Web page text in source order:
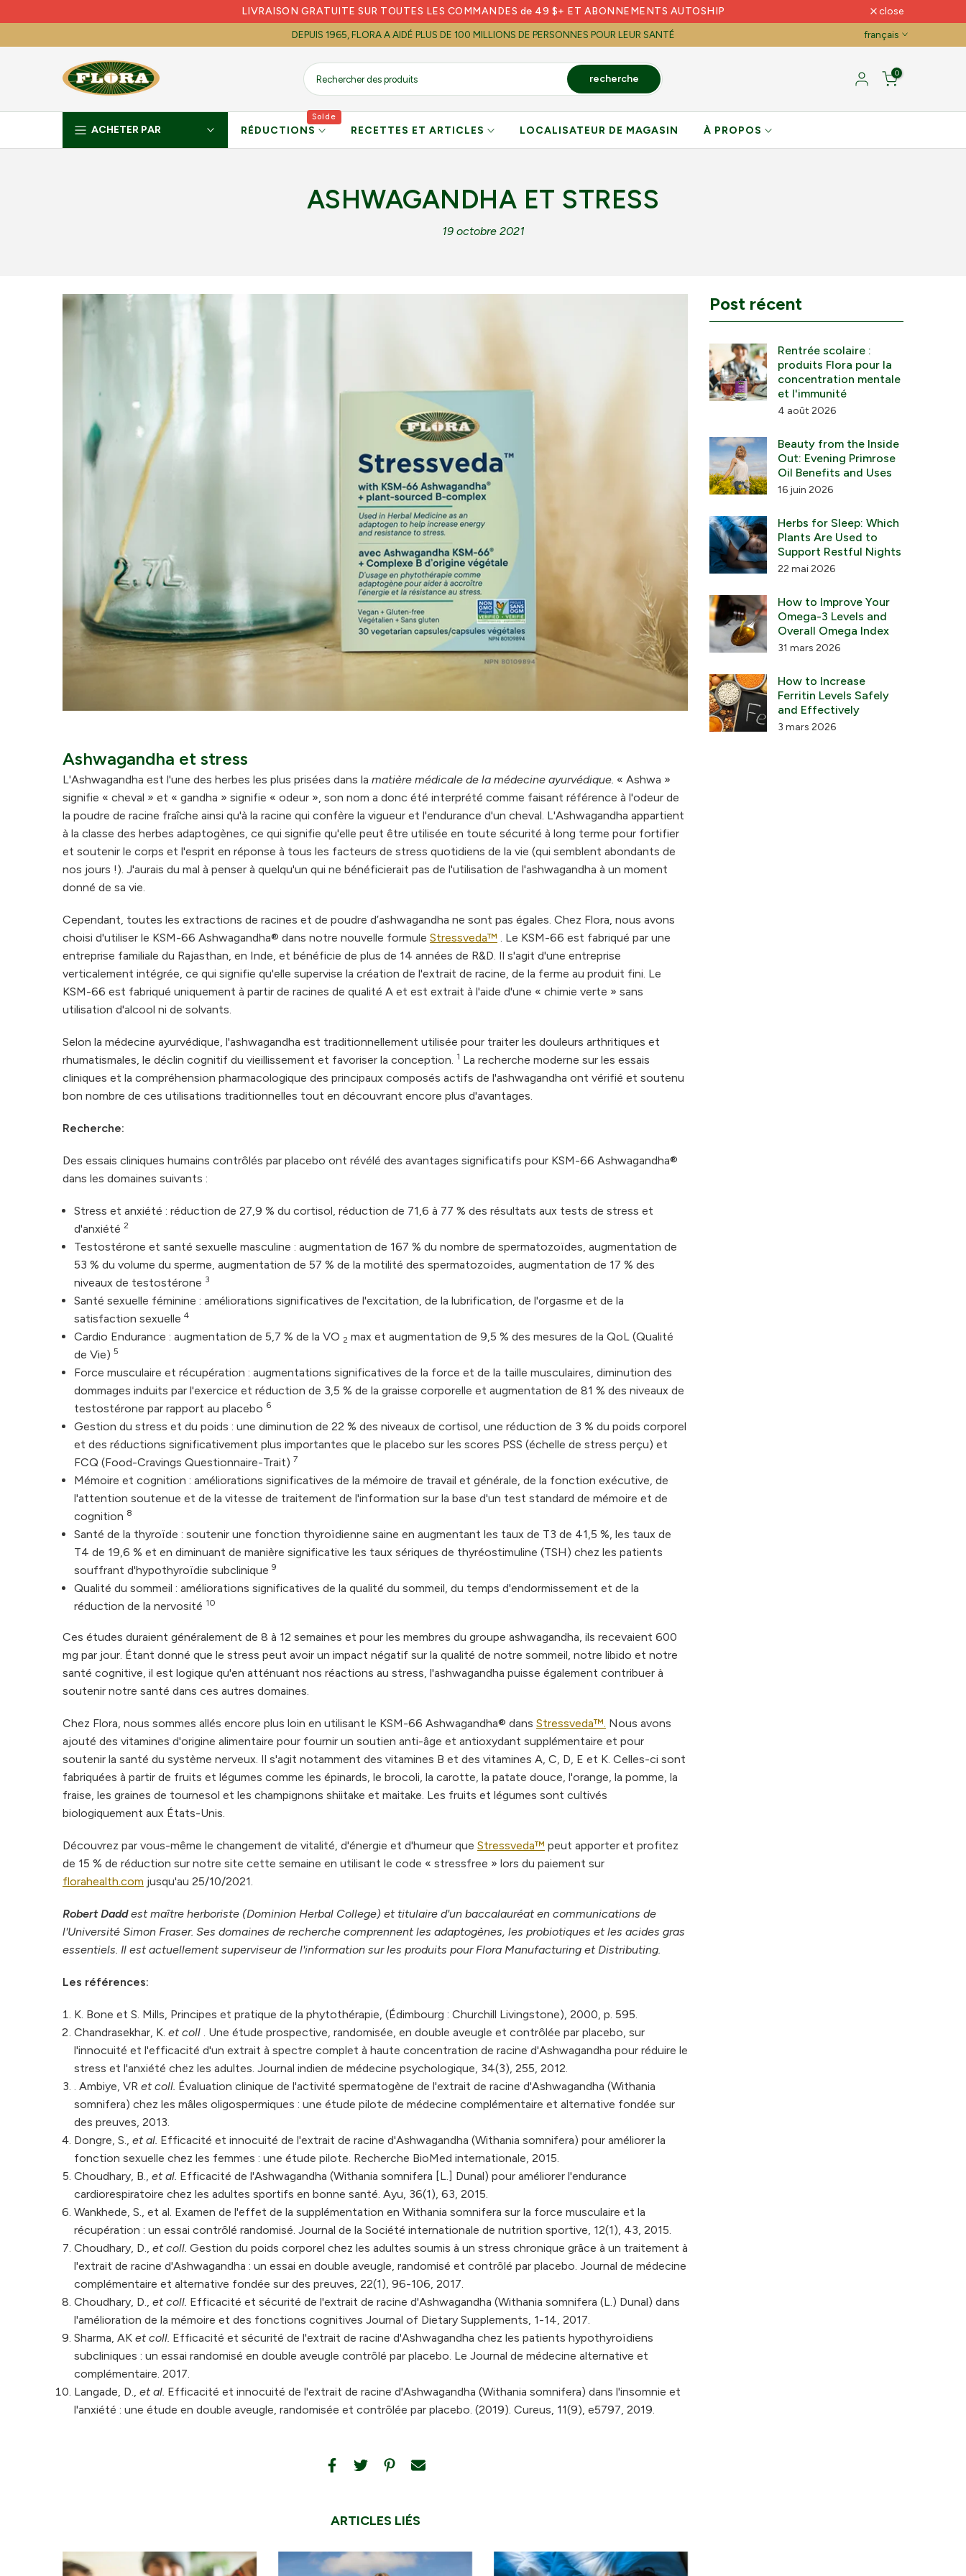
content
LIVRAISON GRATUITE SUR TOUTES LES COMMANDES de 49 $+ ET ABONNEMENTS AUTOSHIP close
DEPUIS 1965, FLORA A AIDÉ PLUS DE 100 MILLIONS DE PERSONNES POUR LEUR SANTÉ français
recherche 0
ACHETER PAR RÉDUCTIONS
Solde
RECETTES ET ARTICLES LOCALISATEUR DE MAGASIN À PROPOS
ASHWAGANDHA ET STRESS
19 octobre 2021
Ashwagandha et stress
L'Ashwagandha est l'une des herbes les plus prisées dans la matière médicale de la médecine ayurvédique. « Ashwa »
signifie « cheval » et « gandha » signifie « odeur », son nom a donc été interprété comme faisant référence à l'odeur de
la poudre de racine fraîche ainsi qu'à la racine qui confère la vigueur et l'endurance d'un cheval. L'Ashwagandha appartient
à la classe des herbes adaptogènes, ce qui signifie qu'elle peut être utilisée en toute sécurité à long terme pour fortifier
et soutenir le corps et l'esprit en réponse à tous les facteurs de stress quotidiens de la vie (qui semblent abondants de
nos jours !). J'aurais du mal à penser à quelqu'un qui ne bénéficierait pas de l'utilisation de l'ashwagandha à un moment
donné de sa vie.
Cependant, toutes les extractions de racines et de poudre d’ashwagandha ne sont pas égales. Chez Flora, nous avons
choisi d'utiliser le KSM-66 Ashwagandha® dans notre nouvelle formule Stressveda™ . Le KSM-66 est fabriqué par une
entreprise familiale du Rajasthan, en Inde, et bénéficie de plus de 14 années de R&D. Il s'agit d'une entreprise
verticalement intégrée, ce qui signifie qu'elle supervise la création de l'extrait de racine, de la ferme au produit fini. Le
KSM-66 est fabriqué uniquement à partir de racines de qualité A et est extrait à l'aide d'une « chimie verte » sans
utilisation d'alcool ni de solvants.
Selon la médecine ayurvédique, l'ashwagandha est traditionnellement utilisée pour traiter les douleurs arthritiques et
rhumatismales, le déclin cognitif du vieillissement et favoriser la conception. 1 La recherche moderne sur les essais
cliniques et la compréhension pharmacologique des principaux composés actifs de l'ashwagandha ont vérifié et soutenu
bon nombre de ces utilisations traditionnelles tout en découvrant encore plus d'avantages.
Recherche:
Des essais cliniques humains contrôlés par placebo ont révélé des avantages significatifs pour KSM-66 Ashwagandha®
dans les domaines suivants :
Stress et anxiété : réduction de 27,9 % du cortisol, réduction de 71,6 à 77 % des résultats aux tests de stress et
d'anxiété 2
Testostérone et santé sexuelle masculine : augmentation de 167 % du nombre de spermatozoïdes, augmentation de
53 % du volume du sperme, augmentation de 57 % de la motilité des spermatozoïdes, augmentation de 17 % des
niveaux de testostérone 3
Santé sexuelle féminine : améliorations significatives de l'excitation, de la lubrification, de l'orgasme et de la
satisfaction sexuelle 4
Cardio Endurance : augmentation de 5,7 % de la VO 2 max et augmentation de 9,5 % des mesures de la QoL (Qualité
de Vie) 5
Force musculaire et récupération : augmentations significatives de la force et de la taille musculaires, diminution des
dommages induits par l'exercice et réduction de 3,5 % de la graisse corporelle et augmentation de 81 % des niveaux de
testostérone par rapport au placebo 6
Gestion du stress et du poids : une diminution de 22 % des niveaux de cortisol, une réduction de 3 % du poids corporel
et des réductions significativement plus importantes que le placebo sur les scores PSS (échelle de stress perçu) et
FCQ (Food-Cravings Questionnaire-Trait) 7
Mémoire et cognition : améliorations significatives de la mémoire de travail et générale, de la fonction exécutive, de
l'attention soutenue et de la vitesse de traitement de l'information sur la base d'un test standard de mémoire et de
cognition 8
Santé de la thyroïde : soutenir une fonction thyroïdienne saine en augmentant les taux de T3 de 41,5 %, les taux de
T4 de 19,6 % et en diminuant de manière significative les taux sériques de thyréostimuline (TSH) chez les patients
souffrant d'hypothyroïdie subclinique 9
Qualité du sommeil : améliorations significatives de la qualité du sommeil, du temps d'endormissement et de la
réduction de la nervosité 10
Ces études duraient généralement de 8 à 12 semaines et pour les membres du groupe ashwagandha, ils recevaient 600
mg par jour. Étant donné que le stress peut avoir un impact négatif sur la qualité de notre sommeil, notre libido et notre
santé cognitive, il est logique qu'en atténuant nos réactions au stress, l'ashwagandha puisse également contribuer à
soutenir notre santé dans ces autres domaines.
Chez Flora, nous sommes allés encore plus loin en utilisant le KSM-66 Ashwagandha® dans Stressveda™. Nous avons
ajouté des vitamines d'origine alimentaire pour fournir un soutien anti-âge et antioxydant supplémentaire et pour
soutenir la santé du système nerveux. Il s'agit notamment des vitamines B et des vitamines A, C, D, E et K. Celles-ci sont
fabriquées à partir de fruits et légumes comme les épinards, le brocoli, la carotte, la patate douce, l'orange, la pomme, la
fraise, les graines de tournesol et les champignons shiitake et maitake. Les fruits et légumes sont cultivés
biologiquement aux États-Unis.
Découvrez par vous-même le changement de vitalité, d'énergie et d'humeur que Stressveda™ peut apporter et profitez
de 15 % de réduction sur notre site cette semaine en utilisant le code « stressfree » lors du paiement sur
florahealth.com jusqu'au 25/10/2021.
Robert Dadd est maître herboriste (Dominion Herbal College) et titulaire d'un baccalauréat en communications de
l'Université Simon Fraser. Ses domaines de recherche comprennent les adaptogènes, les probiotiques et les acides gras
essentiels. Il est actuellement superviseur de l'information sur les produits pour Flora Manufacturing et Distributing.
Les références:
K. Bone et S. Mills, Principes et pratique de la phytothérapie, (Édimbourg : Churchill Livingstone), 2000, p. 595.
Chandrasekhar, K. et coll . Une étude prospective, randomisée, en double aveugle et contrôlée par placebo, sur
l'innocuité et l'efficacité d'un extrait à spectre complet à haute concentration de racine d'Ashwagandha pour réduire le
stress et l'anxiété chez les adultes. Journal indien de médecine psychologique, 34(3), 255, 2012.
. Ambiye, VR et coll. Évaluation clinique de l'activité spermatogène de l'extrait de racine d'Ashwagandha (Withania
somnifera) chez les mâles oligospermiques : une étude pilote de médecine complémentaire et alternative fondée sur
des preuves, 2013.
Dongre, S., et al. Efficacité et innocuité de l'extrait de racine d'Ashwagandha (Withania somnifera) pour améliorer la
fonction sexuelle chez les femmes : une étude pilote. Recherche BioMed internationale, 2015.
Choudhary, B., et al. Efficacité de l'Ashwagandha (Withania somnifera [L.] Dunal) pour améliorer l'endurance
cardiorespiratoire chez les adultes sportifs en bonne santé. Ayu, 36(1), 63, 2015.
Wankhede, S., et al. Examen de l'effet de la supplémentation en Withania somnifera sur la force musculaire et la
récupération : un essai contrôlé randomisé. Journal de la Société internationale de nutrition sportive, 12(1), 43, 2015.
Choudhary, D., et coll. Gestion du poids corporel chez les adultes soumis à un stress chronique grâce à un traitement à
l'extrait de racine d'Ashwagandha : un essai en double aveugle, randomisé et contrôlé par placebo. Journal de médecine
complémentaire et alternative fondée sur des preuves, 22(1), 96-106, 2017.
Choudhary, D., et coll. Efficacité et sécurité de l'extrait de racine d'Ashwagandha (Withania somnifera (L.) Dunal) dans
l'amélioration de la mémoire et des fonctions cognitives Journal of Dietary Supplements, 1-14, 2017.
Sharma, AK et coll. Efficacité et sécurité de l'extrait de racine d'Ashwagandha chez les patients hypothyroïdiens
subcliniques : un essai randomisé en double aveugle contrôlé par placebo. Le Journal de médecine alternative et
complémentaire. 2017.
Langade, D., et al. Efficacité et innocuité de l'extrait de racine d'Ashwagandha (Withania somnifera) dans l'insomnie et
l'anxiété : une étude en double aveugle, randomisée et contrôlée par placebo. (2019). Cureus, 11(9), e5797, 2019.
ARTICLES LIÉS
Post récent
Rentrée scolaire :
produits Flora pour la
concentration mentale
et l'immunité
4 août 2026
Beauty from the Inside
Out: Evening Primrose
Oil Benefits and Uses
16 juin 2026
Herbs for Sleep: Which
Plants Are Used to
Support Restful Nights
22 mai 2026
How to Improve Your
Omega-3 Levels and
Overall Omega Index
31 mars 2026
How to Increase
Ferritin Levels Safely
and Effectively
3 mars 2026